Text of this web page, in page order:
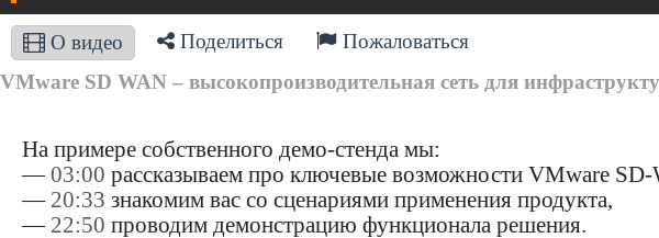
О видео Поделиться
Пожаловаться
VMware SD WAN – высокопроизводительная сеть для
На примере собственного демо-стенда мы:
—03:00 рассказываем про ключевые возможности VMware
— 20:33 знакомим вас со сценариями применения продукта,
— 22:50 проводим демонстрацию функционала решения.